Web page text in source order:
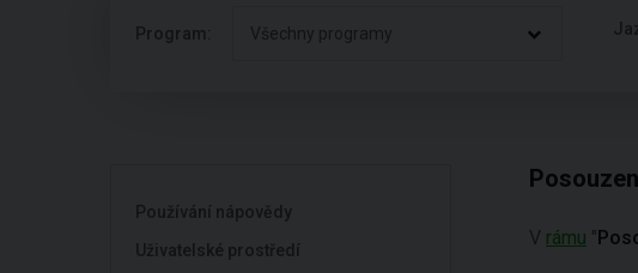
Program: Všechny programy
Používání nápovědy
Uživatelské prostředí
V rámu "